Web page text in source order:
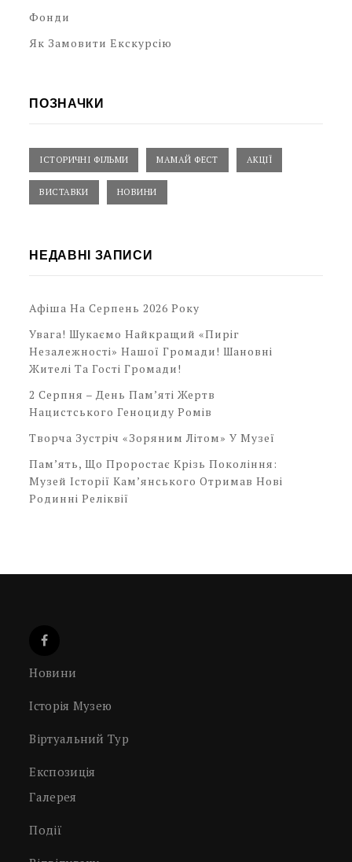
Фонди
Як Замовити Екскурсію
ПОЗНАЧКИ
ІСТОРИЧНІ ФІЛЬМИ МАМАЙ ФЕСТ АКЦІЇ
ВИСТАВКИ НОВИНИ
НЕДАВНІ ЗАПИСИ
Афіша На Серпень 2026 Року
Увага! Шукаємо Найкращий «Пиріг
Незалежності» Нашої Громади! Шановні
Жителі Та Гості Громади!
2 Серпня – День Пам’яті Жертв
Нацистського Геноциду Ромів
Творча Зустріч «Зоряним Літом» У Музеї
Пам’ять, Що Проростає Крізь Покоління:
Музей Історії Кам’янського Отримав Нові
Родинні Реліквії
Новини
Історія Музею
Віртуальний Тур
Експозиція
Галерея
Події